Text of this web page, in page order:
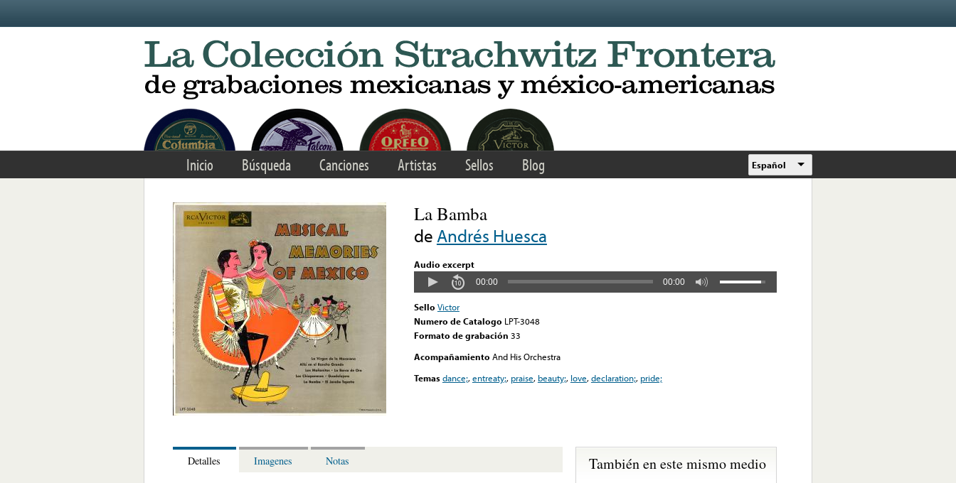
Inicio Búsqueda Canciones Artistas Sellos Blog Español
La Bamba
de Andrés Huesca
Audio excerpt
00:00 00:00
Sello Victor
Numero de Catalogo LPT-3048
Formato de grabación 33
Acompañamiento And His Orchestra
Temasdance;,entreaty;, praise, beauty;, love,declaration;, pride;
Detalles Imagenes Notas También en este mismo medio